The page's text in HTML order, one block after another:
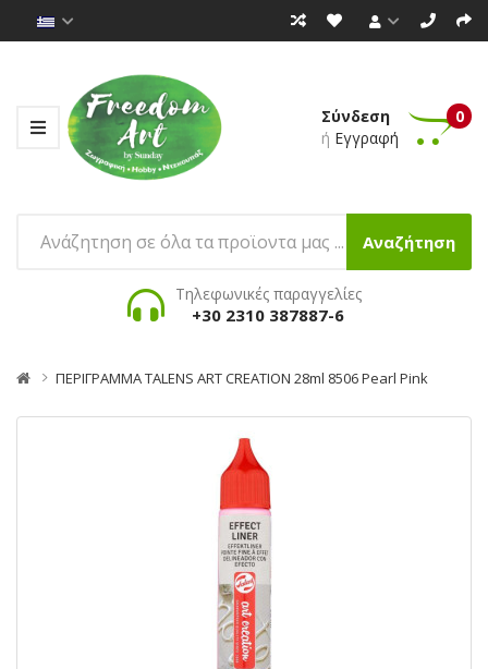
Σύνδεση
ή Εγγραφή
0
Αναζήτηση
Τηλεφωνικές παραγγελίες
+30 2310 387887-6
ΠΕΡΙΓΡΑΜΜΑ TALENS ART CREATION 28ml 8506 Pearl Pink